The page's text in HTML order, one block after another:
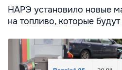
НАРЭ установило новые
на топливо, которые